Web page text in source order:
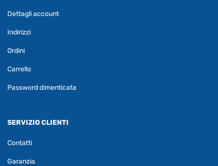
Dettagli account
Indirizzi
Ordini
Carrello
Password dimenticata
SERVIZIO CLIENTI
Contatti
Garanzia